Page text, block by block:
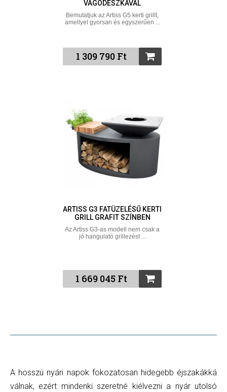
VÁGODESZKÁVAL
Bemutatjuk az Artiss G5 kerti grillt,
amellyel gyorsan és egyszerűen ...
1 309 790 Ft
ARTISS G3 FATÜZELÉSŰ KERTI
GRILL GRAFIT SZÍNBEN
Az Artiss G3-as modell nem csak a
jó hangulató grillezést ...
1 669 045 Ft
A hosszú nyári napok fokozatosan hidegebb éjszakákká
válnak, ezért mindenki szeretné kiélvezni a nyár utolsó